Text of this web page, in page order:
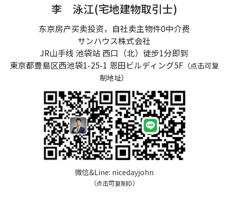
李 泳江(宅地建物取引士)
东京房产买卖投资，自社卖主物件0中介费
サンハウス株式会社
JR山手线 池袋站 西口（北）徒步1分即到
東京都豊島区西池袋1-25-1 恩田ビルディング5F（点击可复
制地址）
微信&Line: nicedayjohn
（点击可复制ID）